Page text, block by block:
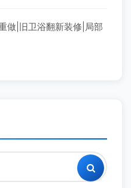
做|旧卫浴翻新装修|局部